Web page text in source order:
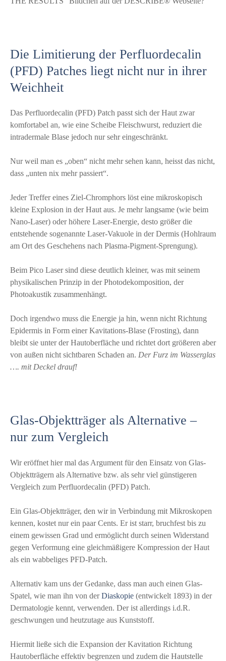
Die Limitierung der Perfluordecalin
(PFD) Patches liegt nicht nur in ihrer
Weichheit
Das Perfluordecalin (PFD) Patch passt sich der Haut zwar
komfortabel an, wie eine Scheibe Fleischwurst, reduziert die
intradermale Blase jedoch nur sehr eingeschränkt.
Nur weil man es „oben“ nicht mehr sehen kann, heisst das nicht,
dass „unten nix mehr passiert“.
Jeder Treffer eines Ziel-Chromphors löst eine mikroskopisch
kleine Explosion in der Haut aus. Je mehr langsame (wie beim
Nano-Laser) oder höhere Laser-Energie, desto größer die
entstehende sogenannte Laser-Vakuole in der Dermis (Hohlraum
am Ort des Geschehens nach Plasma-Pigment-Sprengung).
Beim Pico Laser sind diese deutlich kleiner, was mit seinem
physikalischen Prinzip in der Photodekomposition, der
Photoakustik zusammenhängt.
Doch irgendwo muss die Energie ja hin, wenn nicht Richtung
Epidermis in Form einer Kavitations-Blase (Frosting), dann
bleibt sie unter der Hautoberfläche und richtet dort größeren aber
von außen nicht sichtbaren Schaden an. Der Furz im Wasserglas
…. mit Deckel drauf!
Glas-Objektträger als Alternative –
nur zum Vergleich
Wir eröffnet hier mal das Argument für den Einsatz von Glas-
Objektträgern als Alternative bzw. als sehr viel günstigeren
Vergleich zum Perfluordecalin (PFD) Patch.
Ein Glas-Objektträger, den wir in Verbindung mit Mikroskopen
kennen, kostet nur ein paar Cents. Er ist starr, bruchfest bis zu
einem gewissen Grad und ermöglicht durch seinen Widerstand
gegen Verformung eine gleichmäßigere Kompression der Haut
als ein wabbeliges PFD-Patch.
Alternativ kam uns der Gedanke, dass man auch einen Glas-
Spatel, wie man ihn von derDiaskopie (entwickelt 1893) in der
Dermatologie kennt, verwenden. Der ist allerdings i.d.R.
geschwungen und heutzutage aus Kunststoff.
Hiermit ließe sich die Expansion der Kavitation Richtung
Hautoberfläche effektiv begrenzen und zudem die Hautstelle